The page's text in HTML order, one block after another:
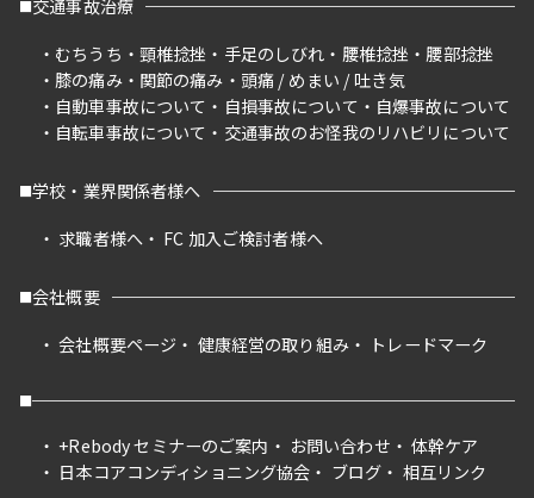
交通事故治療
むちうち
頸椎捻挫 手足のしびれ 腰椎捻挫
腰部捻挫
膝の痛み
関節の痛み
頭痛 / めまい / 吐き気
自動車事故について
自損事故について
自爆事故について
自転車事故について
交通事故のお怪我のリハビリについて
学校・業界関係者様へ
求職者様へ
FC 加入ご検討者様へ
会社概要
会社概要ページ
健康経営の取り組み トレードマーク
+Rebody セミナーのご案内 お問い合わせ
体幹ケア
日本コアコンディショニング協会
ブログ 相互リンク